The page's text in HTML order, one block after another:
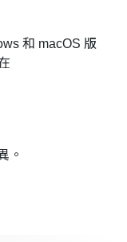
和 macOS 版
。